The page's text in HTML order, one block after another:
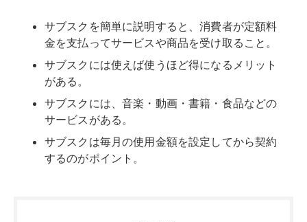
目次
サブスクとは
サブスクのメリット
使えば使うほどお得になる
知らなかったコンテンツに出会える
無料トライアル期間が使える